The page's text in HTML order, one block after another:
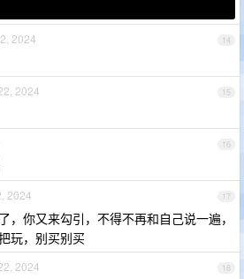
14
2024
15
2024
16
17
2024
，你又来勾引，不得不再和自己说一遍，
玩，别买别买
18
2024